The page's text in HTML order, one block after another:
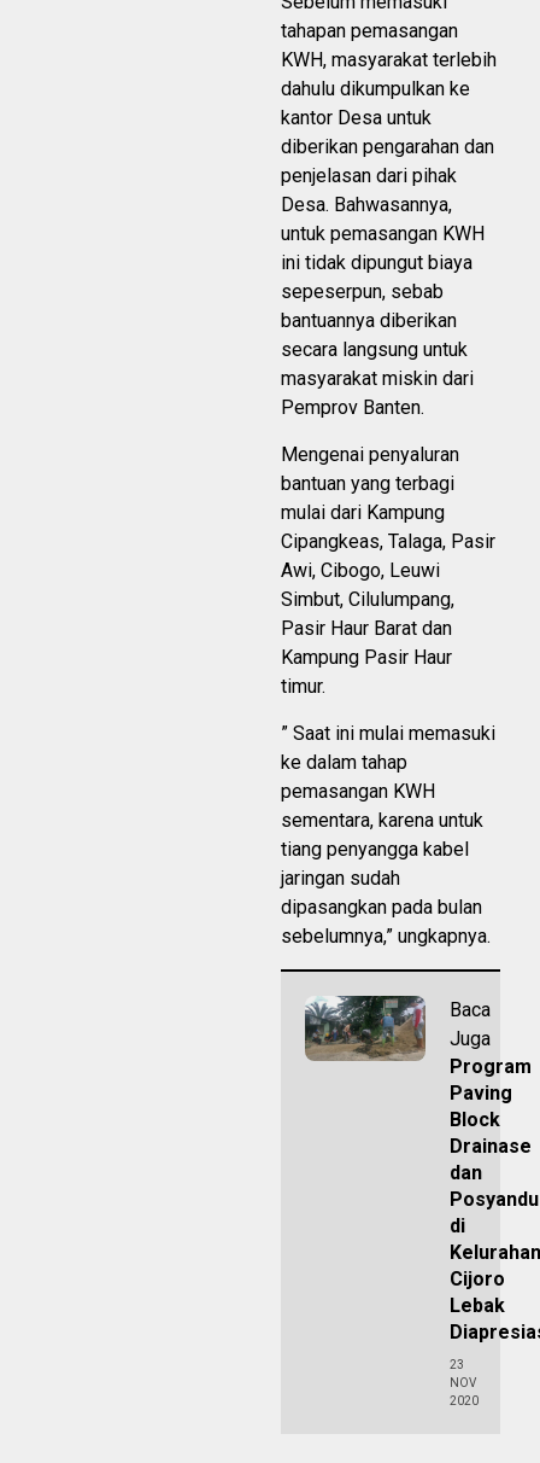
tahapan pemasangan
KWH, masyarakat terlebih
dahulu dikumpulkan ke
kantor Desa untuk
diberikan pengarahan dan
penjelasan dari pihak
Desa. Bahwasannya,
untuk pemasangan KWH
ini tidak dipungut biaya
sepeserpun, sebab
bantuannya diberikan
secara langsung untuk
masyarakat miskin dari
Pemprov Banten.
Mengenai penyaluran
bantuan yang terbagi
mulai dari Kampung
Cipangkeas, Talaga, Pasir
Awi, Cibogo, Leuwi
Simbut, Cilulumpang,
Pasir Haur Barat dan
Kampung Pasir Haur
timur.
” Saat ini mulai memasuki
ke dalam tahap
pemasangan KWH
sementara, karena untuk
tiang penyangga kabel
jaringan sudah
dipasangkan pada bulan
sebelumnya,” ungkapnya.
Baca
Juga
Program
Paving
Block
Drainase
dan
Posyandu
di
Kelurahan
Cijoro
Lebak
23
NOV
2020